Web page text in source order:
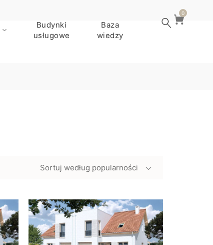
Budynki
usługowe
Baza
wiedzy
0
Sortuj według popularności